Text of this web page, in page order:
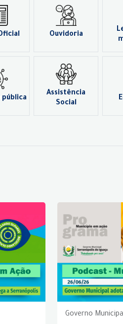
Ouvidoria
pública
Assistência
Social
Governo